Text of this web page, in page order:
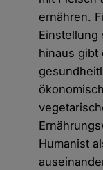
ernähren.
Einstellung
hinaus gibt
Humanist